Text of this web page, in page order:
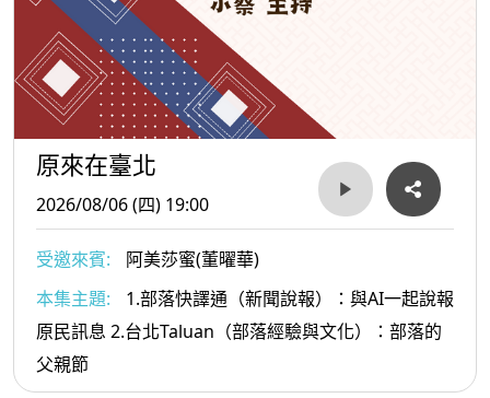
原來在臺北
2026/08/06 (四) 19:00
受邀來賓:
阿美莎蜜(董曜華)
本集主題:
1.部落快譯通（新聞說報）：與AI一起說報
原民訊息 2.台北Taluan（部落經驗與文化）：部落的
父親節